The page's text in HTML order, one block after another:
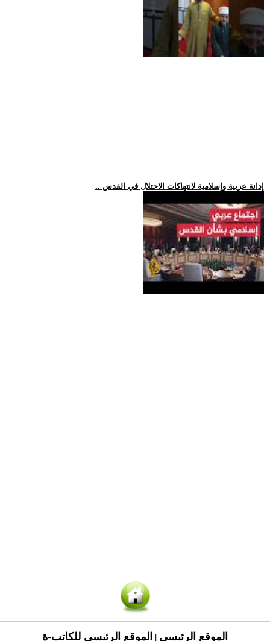
.. إدانة عربية وإسلامية لانتهاكات الاحتلال في القدس
الموقع الرئيسي الموقع الرئيسي للكاتب-ة